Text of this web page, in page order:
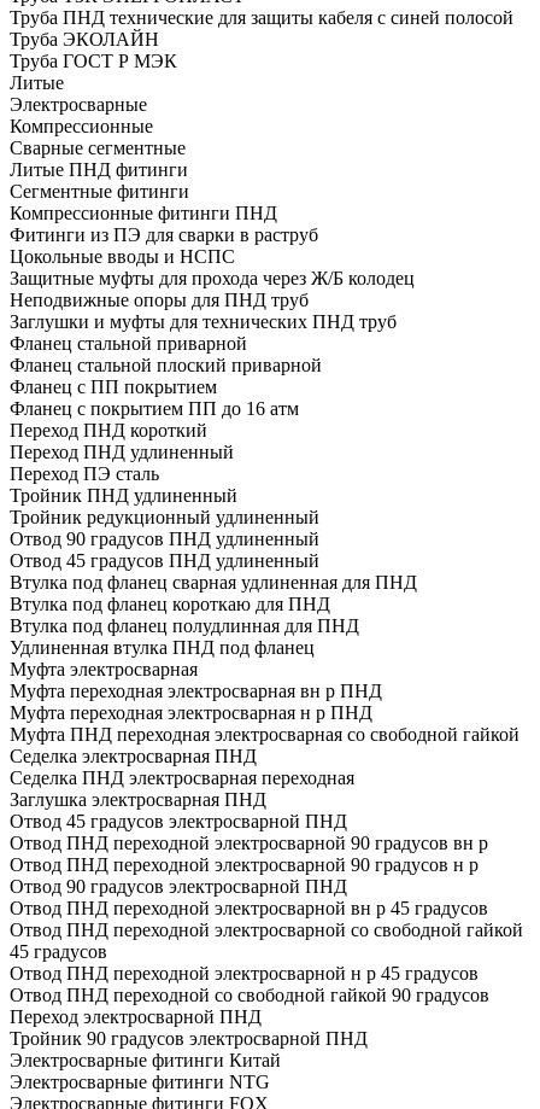
Труба ПНД технические для защиты кабеля с синей полосой
Труба ЭКОЛАЙН
Труба ГОСТ Р МЭК
Литые
Электросварные
Компрессионные
Сварные сегментные
Литые ПНД фитинги
Сегментные фитинги
Компрессионные фитинги ПНД
Фитинги из ПЭ для сварки в раструб
Цокольные вводы и НСПС
Защитные муфты для прохода через Ж/Б колодец
Неподвижные опоры для ПНД труб
Заглушки и муфты для технических ПНД труб
Фланец стальной приварной
Фланец стальной плоский приварной
Фланец с ПП покрытием
Фланец с покрытием ПП до 16 атм
Переход ПНД короткий
Переход ПНД удлиненный
Переход ПЭ сталь
Тройник ПНД удлиненный
Тройник редукционный удлиненный
Отвод 90 градусов ПНД удлиненный
Отвод 45 градусов ПНД удлиненный
Втулка под фланец сварная удлиненная для ПНД
Втулка под фланец короткаю для ПНД
Втулка под фланец полудлинная для ПНД
Удлиненная втулка ПНД под фланец
Муфта электросварная
Муфта переходная электросварная вн р ПНД
Муфта переходная электросварная н р ПНД
Муфта ПНД переходная электросварная со свободной гайкой
Седелка электросварная ПНД
Седелка ПНД электросварная переходная
Заглушка электросварная ПНД
Отвод 45 градусов электросварной ПНД
Отвод ПНД переходной электросварной 90 градусов вн р
Отвод ПНД переходной электросварной 90 градусов н р
Отвод 90 градусов электросварной ПНД
Отвод ПНД переходной электросварной вн р 45 градусов
Отвод ПНД переходной электросварной со свободной гайкой
45 градусов
Отвод ПНД переходной электросварной н р 45 градусов
Отвод ПНД переходной со свободной гайкой 90 градусов
Переход электросварной ПНД
Тройник 90 градусов электросварной ПНД
Электросварные фитинги Китай
Электросварные фитинги NTG
Электросварные фитинги FOX